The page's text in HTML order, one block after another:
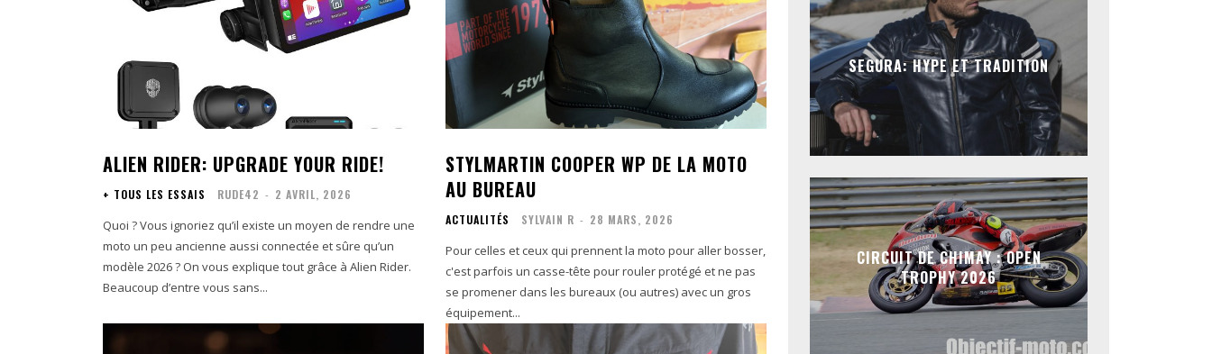
ALIEN RIDER: UPGRADE YOUR RIDE!
+ TOUS LES ESSAIS RUDE42 - 2 AVRIL, 2026
Quoi ? Vous ignoriez qu’il existe un moyen de rendre une
moto un peu ancienne aussi connectée et sûre qu’un
modèle 2026 ? On vous explique tout grâce à Alien Rider.
Beaucoup d’entre vous sans...
STYLMARTIN COOPER WP DE LA MOTO
AU BUREAU
ACTUALITÉS SYLVAIN R - 28 MARS, 2026
Pour celles et ceux qui prennent la moto pour aller bosser,
c'est parfois un casse-tête pour rouler protégé et ne pas
se promener dans les bureaux (ou autres) avec un gros
équipement...
SEGURA: HYPE ET TRADITION
CIRCUIT DE CHIMAY : OPEN
TROPHY 2026